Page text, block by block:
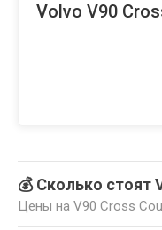
Volvo V90
💰 Сколько стоят
Цены на V90 Cross